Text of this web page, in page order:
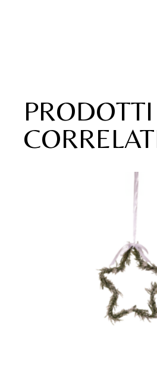
PRODOTTI